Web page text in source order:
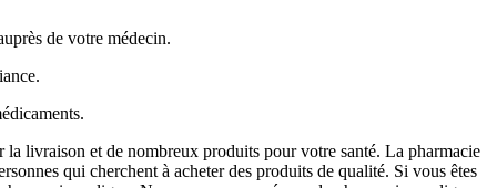
de votre médecin.
livraison et de nombreux produits pour votre santé. La pharmacie
qui cherchent à acheter des produits de qualité. Si vous êtes